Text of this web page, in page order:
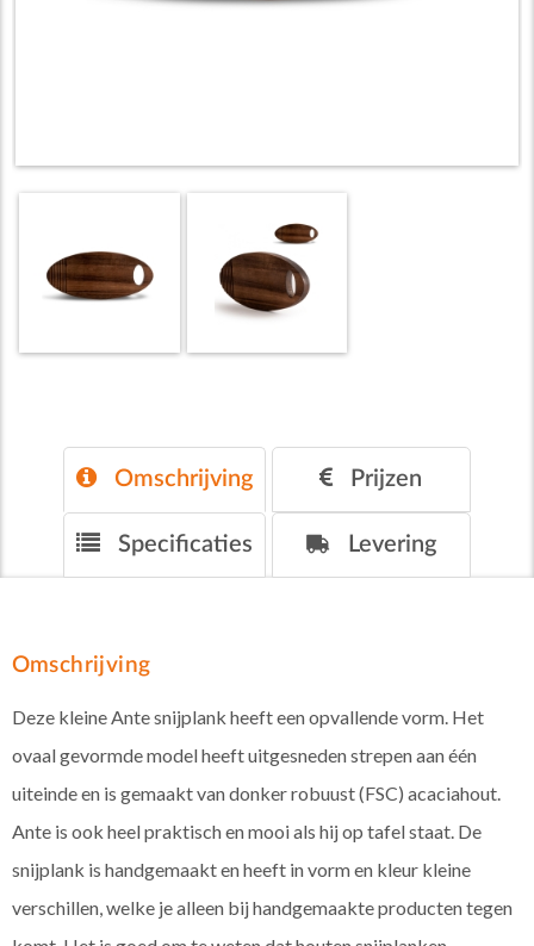
Omschrijving Prijzen
Specificaties Levering
Omschrijving
Deze kleine Ante snijplank heeft een opvallende vorm. Het
ovaal gevormde model heeft uitgesneden strepen aan één
uiteinde en is gemaakt van donker robuust (FSC) acaciahout.
Ante is ook heel praktisch en mooi als hij op tafel staat. De
snijplank is handgemaakt en heeft in vorm en kleur kleine
verschillen, welke je alleen bij handgemaakte producten tegen